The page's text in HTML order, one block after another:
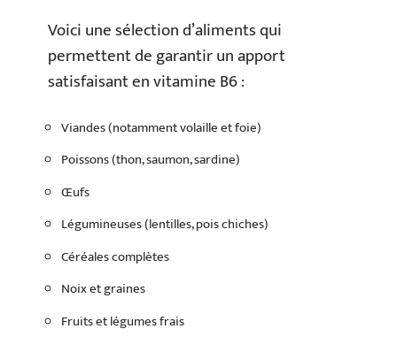
Voici une sélection d’aliments qui
permettent de garantir un apport
satisfaisant en vitamine B6 :
Viandes (notamment volaille et foie)
Poissons (thon, saumon, sardine)
Œufs
Légumineuses (lentilles, pois chiches)
Céréales complètes
Noix et graines
Fruits et légumes frais